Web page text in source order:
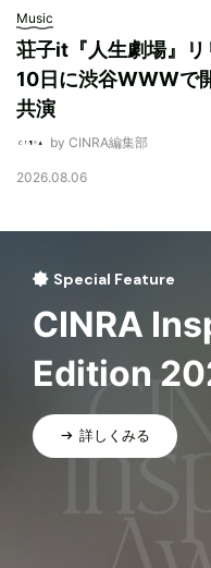
Music
荘子it『人生劇場』リ
10日に渋谷WWWで
共演
by CINRA編集部
2026.08.06
Special Feature
CINRA
Edition
詳しくみる